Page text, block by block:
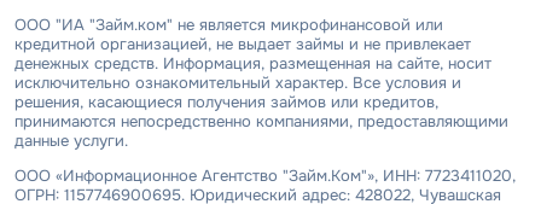
ООО "ИА "Займ.ком" не является микрофинансовой или
кредитной организацией, не выдает займы и не привлекает
денежных средств. Информация, размещенная на сайте, носит
исключительно ознакомительный характер. Все условия и
решения, касающиеся получения займов или кредитов,
принимаются непосредственно компаниями, предоставляющими
данные услуги.
ООО «Информационное Агентство "Займ.Ком"», ИНН: 7723411020,
ОГРН: 1157746900695. Юридический адрес: 428022, Чувашская